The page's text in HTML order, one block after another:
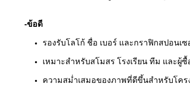
-ข้อดี
รองรับโลโก้ ชื่อ เบอร์ และกราฟิกสปอนเ
เหมาะสำหรับสโมสร โรงเรียน ทีม และผู้ซื้
ความสม่ำเสมอของภาพที่ดีขึ้นสำหรับโคร